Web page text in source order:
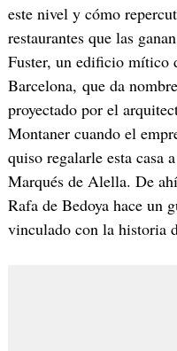
este nivel y cómo
restaurantes que las
Fuster, un edificio mítico
Barcelona, que da
proyectado por el
Montaner cuando el
quiso regalarle esta casa
Marqués de Alella. De
Rafa de Bedoya hace un
vinculado con la historia